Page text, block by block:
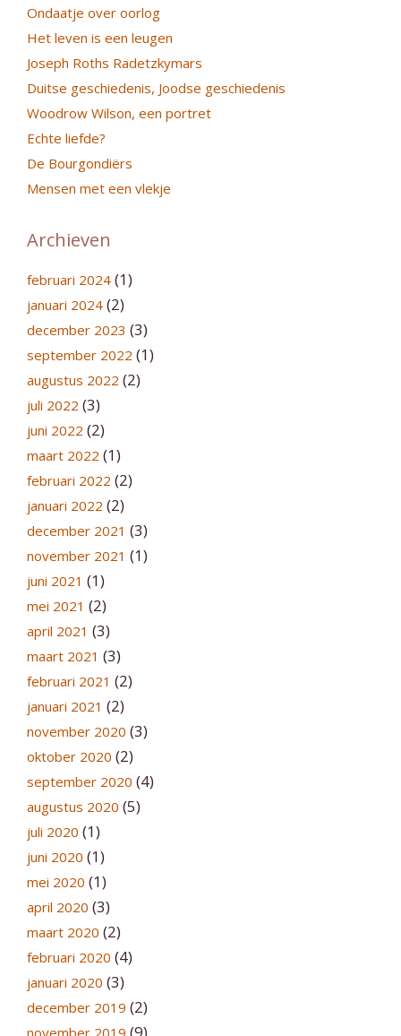
Ondaatje over oorlog
Het leven is een leugen
Joseph Roths Radetzkymars
Duitse geschiedenis, Joodse geschiedenis
Woodrow Wilson, een portret
Echte liefde?
De Bourgondiërs
Mensen met een vlekje
Archieven
februari 2024 (1)
januari 2024 (2)
december 2023 (3)
september 2022 (1)
augustus 2022 (2)
juli 2022 (3)
juni 2022 (2)
maart 2022 (1)
februari 2022 (2)
januari 2022 (2)
december 2021 (3)
november 2021 (1)
juni 2021 (1)
mei 2021 (2)
april 2021 (3)
maart 2021 (3)
februari 2021 (2)
januari 2021 (2)
november 2020 (3)
oktober 2020 (2)
september 2020 (4)
augustus 2020 (5)
juli 2020 (1)
juni 2020 (1)
mei 2020 (1)
april 2020 (3)
maart 2020 (2)
februari 2020 (4)
januari 2020 (3)
december 2019 (2)
november 2019